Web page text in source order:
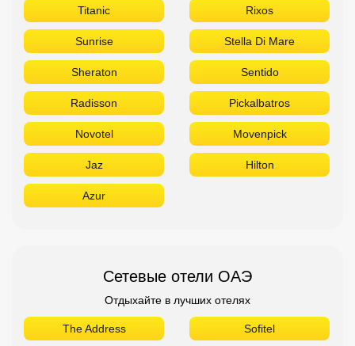
Titanic Rixos
Sunrise Stella Di Mare
Sheraton Sentido
Radisson Pickalbatros
Novotel Movenpick
Jaz Hilton
Azur
Сетевые отели ОАЭ
Отдыхайте в лучших отелях
The Address Sofitel